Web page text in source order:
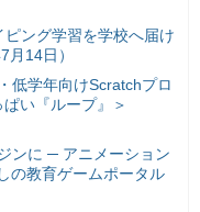
ング学習を学校へ届け
14日）
低学年向けScratchプロ
い『ループ』＞
ンに ─ アニメーション
の教育ゲームポータル